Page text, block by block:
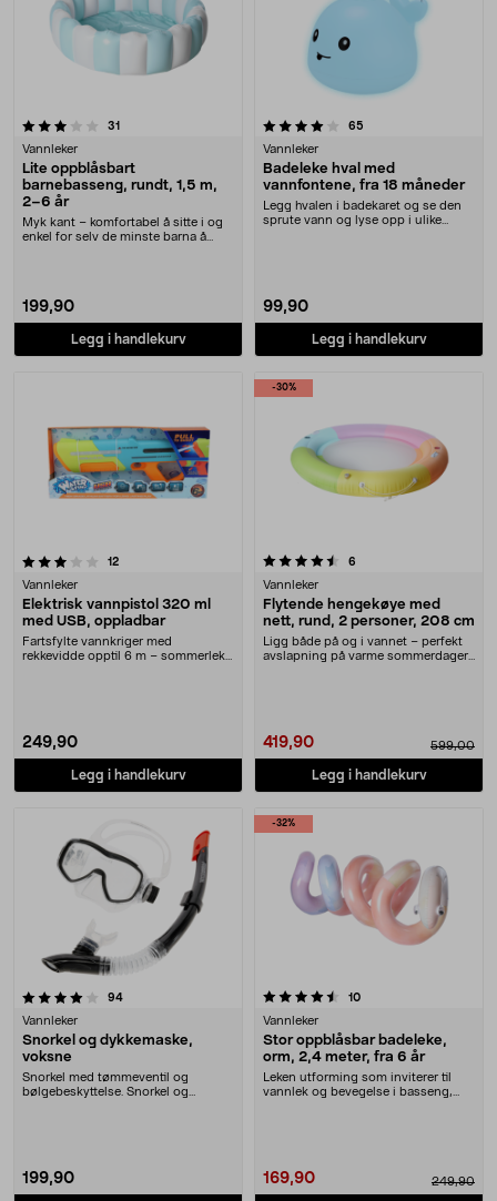
31
Vannleker
Lite oppblåsbart
barnebasseng, rundt, 1,5 m,
2–6 år
Myk kant – komfortabel å sitte i og
enkel for selv de minste barna å
199,90
Legg i handlekurv
4.0 av 5 stjerner 65
Vannleker
Badeleke hval med
vannfontene, fra 18 måneder
Legg hvalen i badekaret og se den
sprute vann og lyse opp i ulike
99,90
Legg i handlekurv
12anmeldelser
Vannleker
Elektrisk vannpistol 320 ml
med USB, oppladbar
Fartsfylte vannkriger med
rekkevidde opptil 6 m – sommerlek
249,90
Legg i handlekurv
-30%
4.5 av 5 stjerner 6
Vannleker
Flytende hengekøye med
nett, rund, 2 personer, 208 cm
Ligg både på og i vannet – perfekt
avslapning på varme sommerdager.
419,90 599,00
Legg i handlekurv
94anmeldelser
Vannleker
Snorkel og dykkemaske,
voksne
Snorkel med tømmeventil og
bølgebeskyttelse. Snorkel og
199,90
-32%
4.5 av 5 stjerner 10anmeldelser
Vannleker
Stor oppblåsbar badeleke,
orm, 2,4 meter, fra 6 år
Leken utforming som inviterer til
vannlek og bevegelse i basseng,
169,90 249,90